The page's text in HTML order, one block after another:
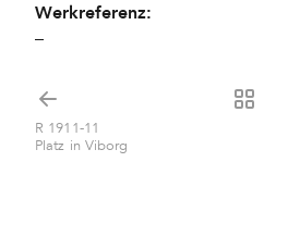
Werkreferenz:
–
R 1911-11
Platz in Viborg